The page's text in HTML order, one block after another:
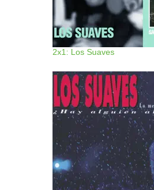
2x1: Los Suaves